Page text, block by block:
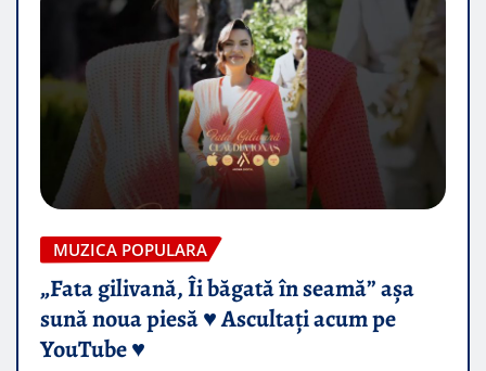
MUZICA POPULARA
„Fata gilivană, Îi băgată în seamă” așa
sună noua piesă ♥️ Ascultați acum pe
YouTube ♥️